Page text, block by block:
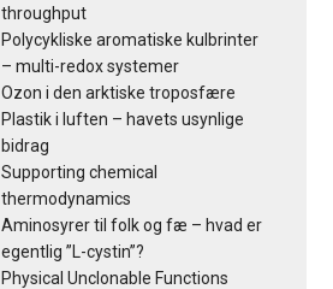
throughput
Polycykliske aromatiske kulbrinter
– multi-redox systemer
Ozon i den arktiske troposfære
Plastik i luften – havets usynlige
bidrag
Supporting chemical
thermodynamics
Aminosyrer til folk og fæ – hvad er
egentlig ”L-cystin”?
Physical Unclonable Functions